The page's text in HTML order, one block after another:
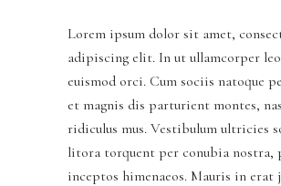
Lorem ipsum dolor sit amet,
adipiscing elit. In ut ullamcorper
euismod orci. Cum sociis natoque
et magnis dis parturient montes,
ridiculus mus. Vestibulum ultricies
litora torquent per conubia nostra,
inceptos himenaeos. Mauris in erat